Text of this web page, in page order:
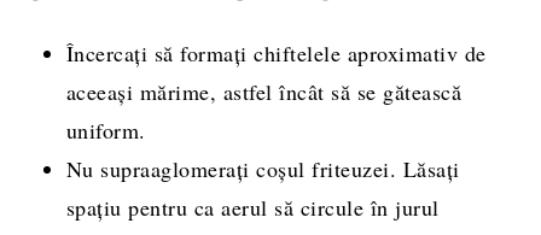
Încercați să formați chiftelele aproximativ de
aceeași mărime, astfel încât să se gătească
uniform.
Nu supraaglomerați coșul friteuzei. Lăsați
spațiu pentru ca aerul să circule în jurul